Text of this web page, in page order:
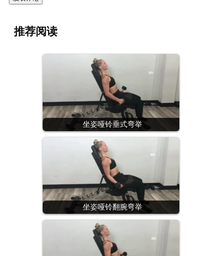
推荐阅读
坐姿哑铃垂式弯举
坐姿哑铃翻腕弯举